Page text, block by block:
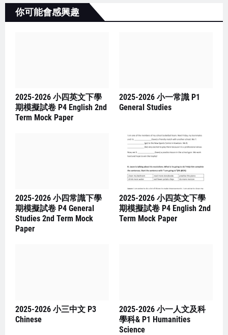
你可能會感興趣
2025-2026 小四英文下學
期模擬試卷 P4 English 2nd
Term Mock Paper
2025-2026 小一常識 P1
General Studies
2025-2026 小四常識下學
期模擬試卷 P4 General
Studies 2nd Term Mock
Paper
2025-2026 小四英文下學
期模擬試卷 P4 English 2nd
Term Mock Paper
2025-2026 小三中文 P3
Chinese
2025-2026 小一人文及科
學科& P1 Humanities
Science